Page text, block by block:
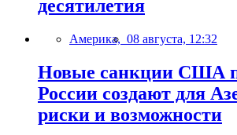
десятилетия
Америка, 08 августа, 12:32
Новые санкции США
России создают для
риски и возможности